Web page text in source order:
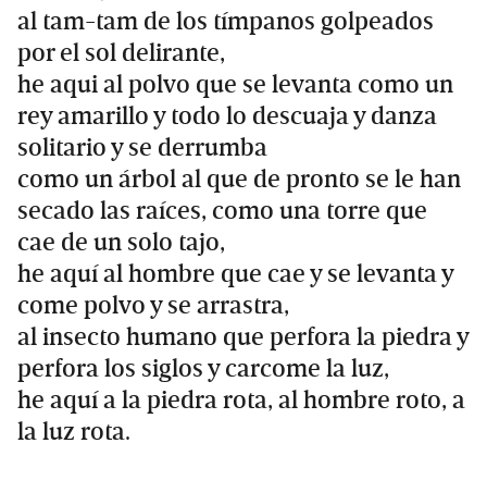
al tam-tam de los tímpanos golpeados
por el sol delirante,
he aqui al polvo que se levanta como un
rey amarillo y todo lo descuaja y danza
solitario y se derrumba
como un árbol al que de pronto se le han
secado las raíces, como una torre que
cae de un solo tajo,
he aquí al hombre que cae y se levanta y
come polvo y se arrastra,
al insecto humano que perfora la piedra y
perfora los siglos y carcome la luz,
he aquí a la piedra rota, al hombre roto, a
la luz rota.